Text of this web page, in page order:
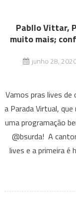
Pabllo Vittar,
muito mais;
junho 28,
Vamos pras lives
a Parada Virtual,
uma programação
@bsurda! A
lives e a primeira é